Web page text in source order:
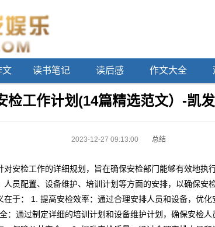
文 读书笔记 读后感 作文大全
检工作计划(14篇精选范文）-凯
2023-12-27 09:13:00 总结
对安检工作的详细规划，旨在确保安检部门能够有效地执
人员配置、设备维护、培训计划等方面的安排，以确保安
在于： 1. 提高安检效率：通过合理安排人员和设备，优
：通过制定详细的培训计划和设备维护计划，确保安检